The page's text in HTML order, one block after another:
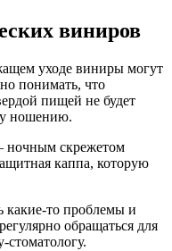
виниров
уходе виниры могут
понимать, что
пищей не будет
ношению.
ночным скрежетом
каппа, которую
какие-то проблемы и
обращаться для
стоматологу.